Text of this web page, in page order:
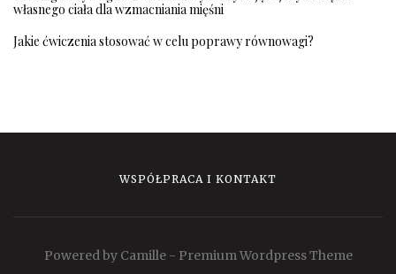
własnego ciała dla wzmacniania mięśni
Jakie ćwiczenia stosować w celu poprawy równowagi?
WSPÓŁPRACA I KONTAKT
Powered by Camille - Premium Wordpress Theme